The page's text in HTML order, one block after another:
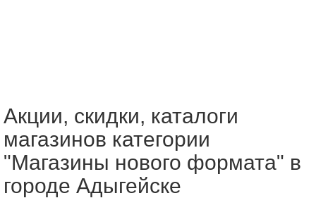
Акции, скидки, каталоги
магазинов категории
"Магазины нового формата" в
городе Адыгейске